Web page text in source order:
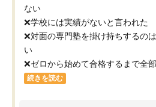
ない
❌学校には実績がないと言われた
❌対面の専門塾を掛け持ちするの
い
❌ゼロから始めて合格するまで全
続きを読む